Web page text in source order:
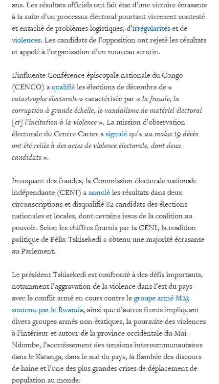
ans. Les résultats officiels ont fait état d’une victoire écrasante
à la suite d’un processus électoral pourtant vivement contesté
et entaché de problèmes logistiques, d’irrégularités et de
violences. Les candidats de l’opposition ont rejeté les résultats
et appelé à l’organisation d’un nouveau scrutin.
L’influente Conférence épiscopale nationale du Congo
(CENCO) a qualifié les élections de décembre de «
catastrophe électorale » caractérisée par « la fraude, la
corruption à grande échelle, le vandalisme de matériel électoral
[et] l’incitation à la violence ». La mission d’observation
électorale du Centre Carter a signalé qu’« au moins 19 décès
ont été reliés à des actes de violence électorale, dont deux
candidats».
Invoquant des fraudes, la Commission électorale nationale
indépendante (CENI) a annulé les résultats dans deux
circonscriptions et disqualifié 82 candidats des élections
nationales et locales, dont certains issus de la coalition au
pouvoir. Selon les chiffres fournis par la CENI, la coalition
politique de Félix Tshisekedi a obtenu une majorité écrasante
au Parlement.
Le président Tshisekedi est confronté à des défis importants,
notamment l’aggravation de la violence dans l’est du pays
avec le conflit armé en cours contre le groupe armé M23
soutenu par le Rwanda, ainsi que d’autres fronts impliquant
divers groupes armés non étatiques, la poursuite des violences
à l’intérieur et autour de la province occidentale du Mai-
Ndombe, l’accroissement des tensions intercommunautaires
dans le Katanga, dans le sud du pays, la flambée des discours
de haine et l’une des plus grandes crises de déplacement de
population au monde.